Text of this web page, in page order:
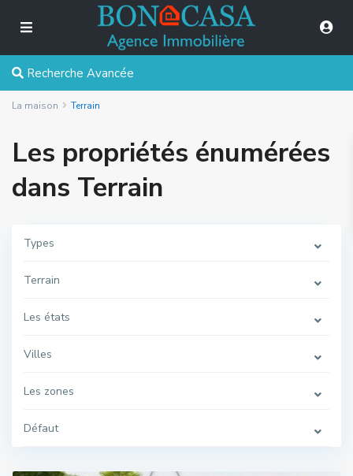
Recherche Avancée
La maison Terrain
Les propriétés énumérées
dans Terrain
Types
Terrain
Les états
Villes
Les zones
Défaut